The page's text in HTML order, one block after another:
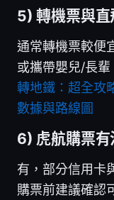
5) 轉機票與直
通常轉機票較便
或攜帶嬰兒/長輩
轉地鐵：超全攻
數據與路線圖
6) 虎航購票有
有，部分信用卡
購票前建議確認